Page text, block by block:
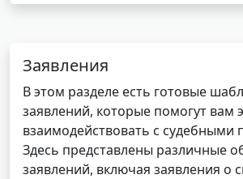
Заявления
В этом разделе есть готовые
заявлений, которые помогут вам
взаимодействовать с судебными
Здесь представлены различные
заявлений, включая заявления о